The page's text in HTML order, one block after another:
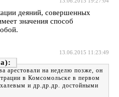
деяний, совершенных
значения способ
13.06.2015 11:23:49
арестовали на неделю позже, он
в Комсомольске в первом
и др.др.др. достойными